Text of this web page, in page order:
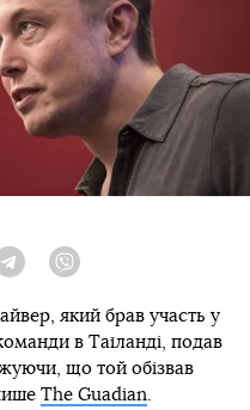
Telegram
який брав участь у
в Таїланді, подав
що той обізвав
The Guadian